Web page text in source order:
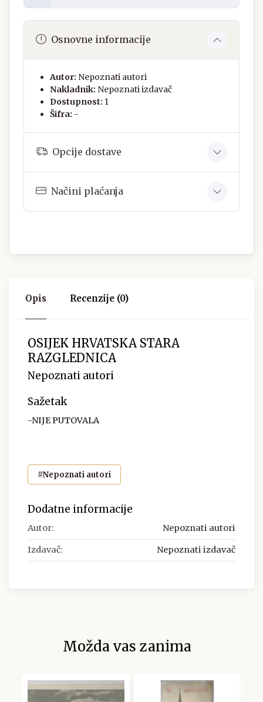
Osnovne informacije
Autor: Nepoznati autori
Nakladnik: Nepoznati izdavač
Dostupnost: 1
Šifra: -
Opcije dostave
Načini plaćanja
Opis Recenzije (0)
OSIJEK HRVATSKA STARA
RAZGLEDNICA
Nepoznati autori
Sažetak
-NIJE PUTOVALA
#Nepoznati autori
Dodatne informacije
Autor: Nepoznati autori
Izdavač: Nepoznati izdavač
Možda vas zanima